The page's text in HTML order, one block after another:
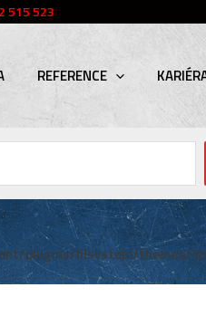
515 523
REFERENCE
plugins/hlsystem/themes/